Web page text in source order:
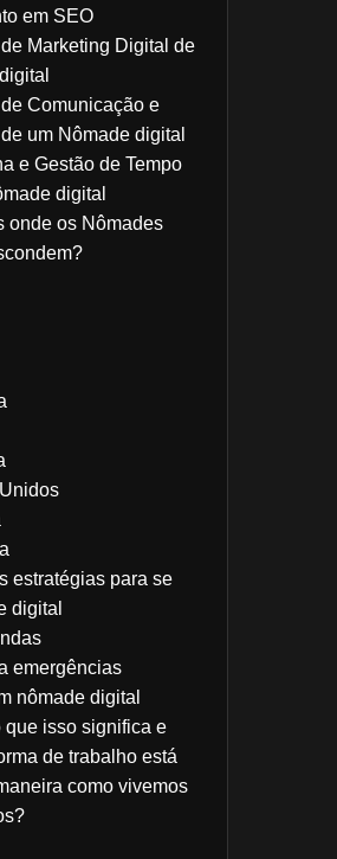
em SEO
Marketing Digital de
Comunicação e
um Nômade digital
e Gestão de Tempo
digital
onde os Nômades
estratégias para se
digital
emergências
nômade digital
que isso significa e
de trabalho está
como vivemos